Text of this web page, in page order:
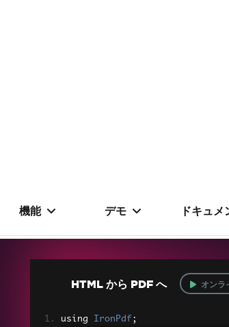
機能 デモ ドキュメ
HTML から PDF へ オンラ
using IronPdf ;